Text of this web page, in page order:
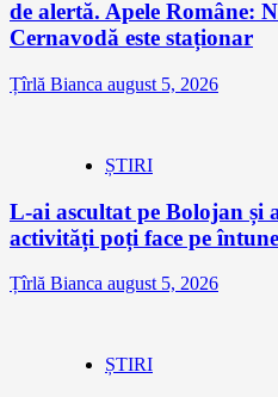
de alertă. Apele Române:
Cernavodă este staționar
Țîrlă Bianca august 5, 2026
ȘTIRI
L-ai ascultat pe Bolojan și
activități poți face pe
Țîrlă Bianca august 5, 2026
ȘTIRI